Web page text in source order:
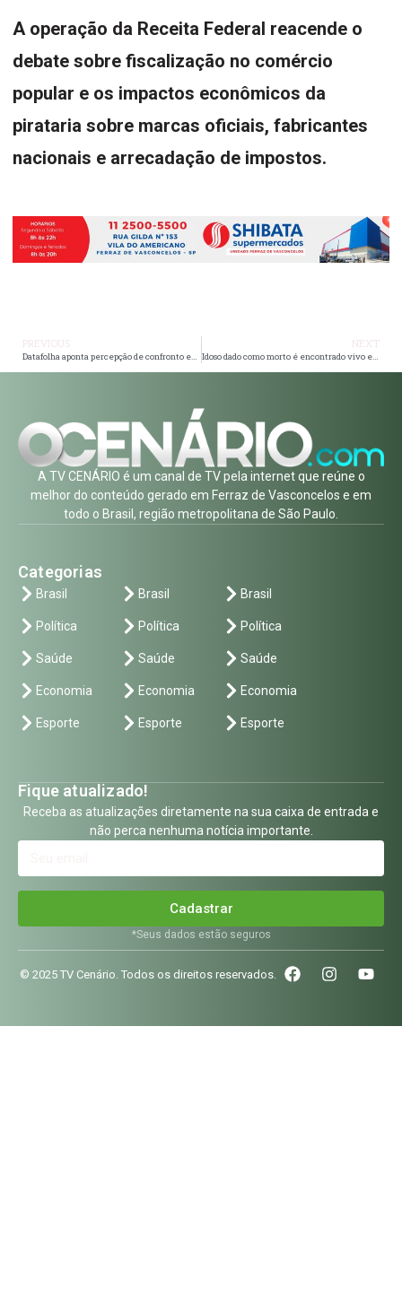
A operação da Receita Federal reacende o
debate sobre fiscalização no comércio
popular e os impactos econômicos da
pirataria sobre marcas oficiais, fabricantes
nacionais e arrecadação de impostos.
Datafolha aponta percepção de confronto entre Lula e Congresso para 70% dos brasileiros Idoso dado como morto é encontrado vivo em funerária no interior de São Paulo
A TV CENÁRIO é um canal de TV pela internet que reúne o
melhor do conteúdo gerado em Ferraz de Vasconcelos e em
todo o Brasil, região metropolitana de São Paulo.
Categorias
Brasil
Política
Saúde
Economia
Esporte
Brasil
Política
Saúde
Economia
Esporte
Brasil
Política
Saúde
Economia
Esporte
Fique atualizado!
Receba as atualizações diretamente na sua caixa de entrada e
não perca nenhuma notícia importante.
Cadastrar
*Seus dados estão seguros
© 2025 TV Cenário. Todos os direitos reservados.